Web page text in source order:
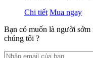
Chi tiết Mua ngay
Bạn có muốn là người
chúng tôi ?